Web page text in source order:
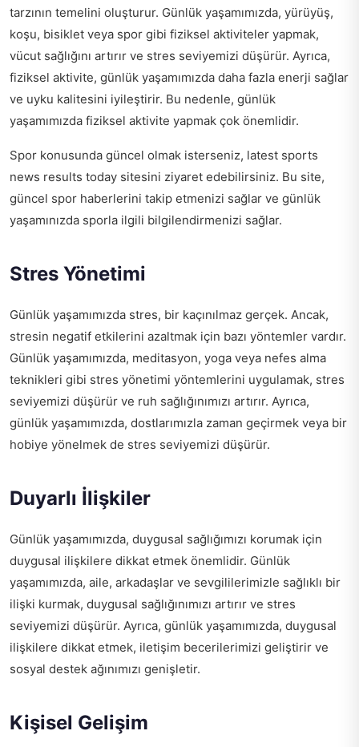
tarzının temelini oluşturur. Günlük yaşamımızda, yürüyüş,
koşu, bisiklet veya spor gibi fiziksel aktiviteler yapmak,
vücut sağlığını artırır ve stres seviyemizi düşürür. Ayrıca,
fiziksel aktivite, günlük yaşamımızda daha fazla enerji sağlar
ve uyku kalitesini iyileştirir. Bu nedenle, günlük
yaşamımızda fiziksel aktivite yapmak çok önemlidir.
Spor konusunda güncel olmak isterseniz, latest sports
news results today sitesini ziyaret edebilirsiniz. Bu site,
güncel spor haberlerini takip etmenizi sağlar ve günlük
yaşamınızda sporla ilgili bilgilendirmenizi sağlar.
Stres Yönetimi
Günlük yaşamımızda stres, bir kaçınılmaz gerçek. Ancak,
stresin negatif etkilerini azaltmak için bazı yöntemler vardır.
Günlük yaşamımızda, meditasyon, yoga veya nefes alma
teknikleri gibi stres yönetimi yöntemlerini uygulamak, stres
seviyemizi düşürür ve ruh sağlığınımızı artırır. Ayrıca,
günlük yaşamımızda, dostlarımızla zaman geçirmek veya bir
hobiye yönelmek de stres seviyemizi düşürür.
Duyarlı İlişkiler
Günlük yaşamımızda, duygusal sağlığımızı korumak için
duygusal ilişkilere dikkat etmek önemlidir. Günlük
yaşamımızda, aile, arkadaşlar ve sevgililerimizle sağlıklı bir
ilişki kurmak, duygusal sağlığınımızı artırır ve stres
seviyemizi düşürür. Ayrıca, günlük yaşamımızda, duygusal
ilişkilere dikkat etmek, iletişim becerilerimizi geliştirir ve
sosyal destek ağınımızı genişletir.
Kişisel Gelişim